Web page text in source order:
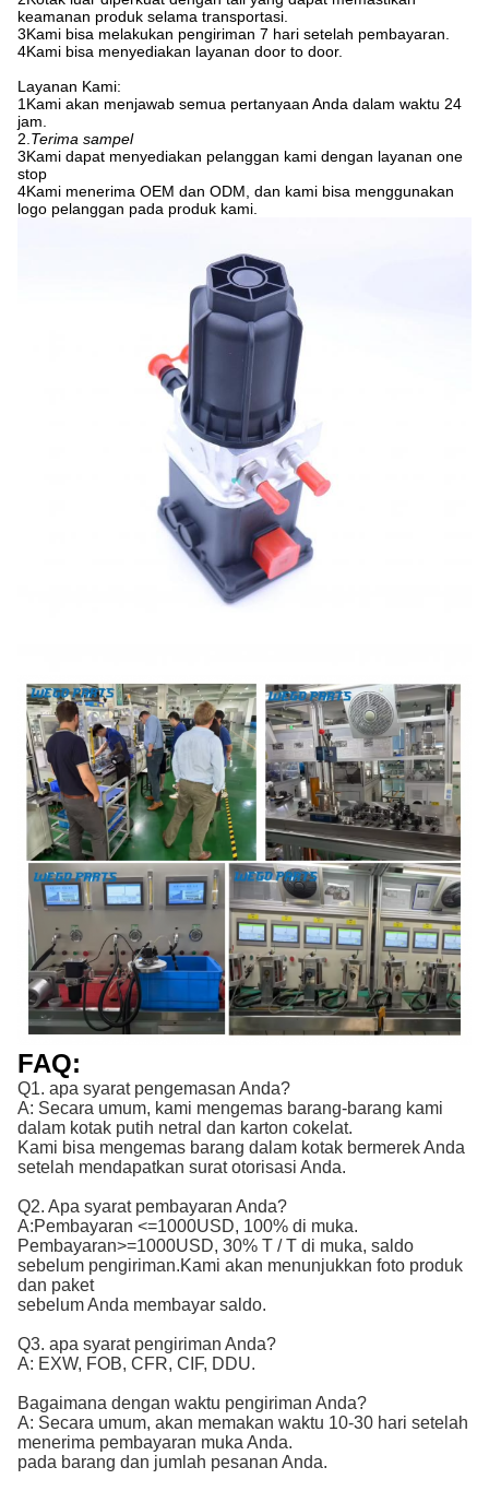
keamanan produk selama transportasi.
3Kami bisa melakukan pengiriman 7 hari setelah pembayaran.
4Kami bisa menyediakan layanan door to door.
Layanan Kami:
1Kami akan menjawab semua pertanyaan Anda dalam waktu 24
jam.
2. Terima sampel
3Kami dapat menyediakan pelanggan kami dengan layanan one
stop
4Kami menerima OEM dan ODM, dan kami bisa menggunakan
logo pelanggan pada produk kami.
FAQ:
Q1. apa syarat pengemasan Anda?
A: Secara umum, kami mengemas barang-barang kami
dalam kotak putih netral dan karton cokelat.
Kami bisa mengemas barang dalam kotak bermerek Anda
setelah mendapatkan surat otorisasi Anda.
Q2. Apa syarat pembayaran Anda?
A:Pembayaran <=1000USD, 100% di muka.
Pembayaran>=1000USD, 30% T / T di muka, saldo
sebelum pengiriman.Kami akan menunjukkan foto produk
dan paket
sebelum Anda membayar saldo.
Q3. apa syarat pengiriman Anda?
A: EXW, FOB, CFR, CIF, DDU.
Bagaimana dengan waktu pengiriman Anda?
A: Secara umum, akan memakan waktu 10-30 hari setelah
menerima pembayaran muka Anda.
pada barang dan jumlah pesanan Anda.